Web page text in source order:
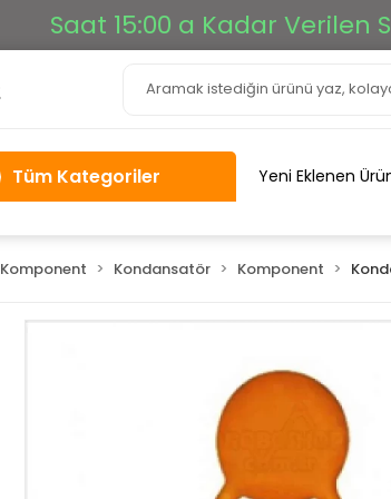
Saat 15:00 a Kadar Verilen
Tüm Kategoriler Yeni Eklenen
Komponent Kondansatör Komponent